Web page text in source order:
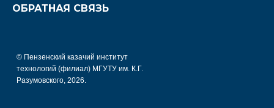
ОБРАТНАЯ СВЯЗЬ
© Пензенский казачий институт
технологий (филиал) МГУТУ им. К.Г.
Разумовского, 2026.